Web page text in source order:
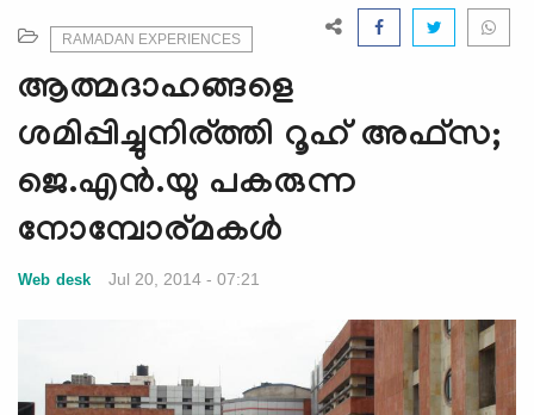
v
i
g
t
i
o
n
RAMADAN EXPERIENCES
ആത്മദാഹങ്ങളെ
ശമിപ്പിച്ചുനിര്ത്തി റൂഹ് അഫ്‌സ;
ജെ.എന്‍.യു പകരുന്ന
നോമ്പോര്മ‍കള്‍
Web desk Jul 20, 2014 - 07:21